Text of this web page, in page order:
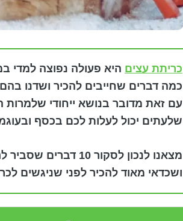
כריתת עצים היא פעולה נפוצה למדי
כמה דברים שחייבים להכיר ושדנו
עם זאת מדובר בנושא ייחודי שלמרות
שלעתים יכול לעלות לכם בכסף
מצאנו לנכון לסקור
ושכדאי מאוד להכיר לפני שניגשים